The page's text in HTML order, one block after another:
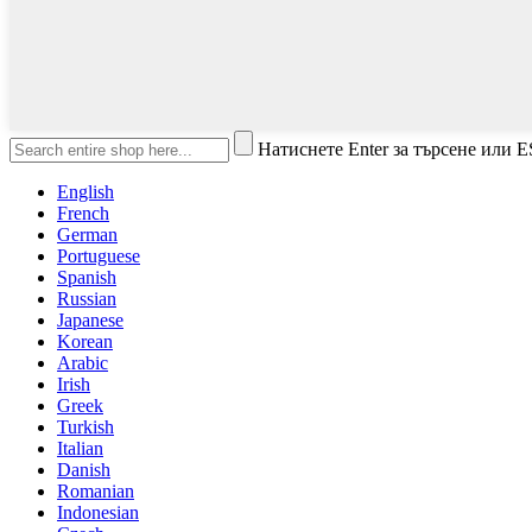
Натиснете Enter за търсене или
English
French
German
Portuguese
Spanish
Russian
Japanese
Korean
Arabic
Irish
Greek
Turkish
Italian
Danish
Romanian
Indonesian